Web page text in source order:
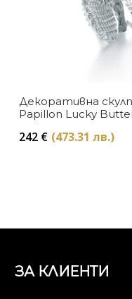
Декоративна
Papillon Lucky
242 € (473.31 лв.)
ЗА КЛИЕНТИ